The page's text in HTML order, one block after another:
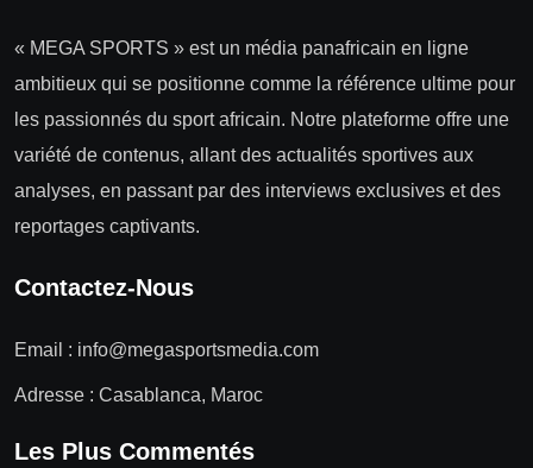
« MEGA SPORTS » est un média panafricain en ligne
ambitieux qui se positionne comme la référence ultime pour
les passionnés du sport africain. Notre plateforme offre une
variété de contenus, allant des actualités sportives aux
analyses, en passant par des interviews exclusives et des
reportages captivants.
Contactez-Nous
Email : info@megasportsmedia.com
Adresse : Casablanca, Maroc
Les Plus Commentés